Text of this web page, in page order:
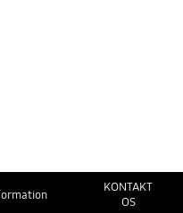
KONTAKT
OS